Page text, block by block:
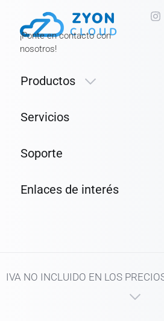
¡Ponte en contacto con
nosotros!
Productos
Servicios
Soporte
Enlaces de interés
IVA NO INCLUIDO EN LOS